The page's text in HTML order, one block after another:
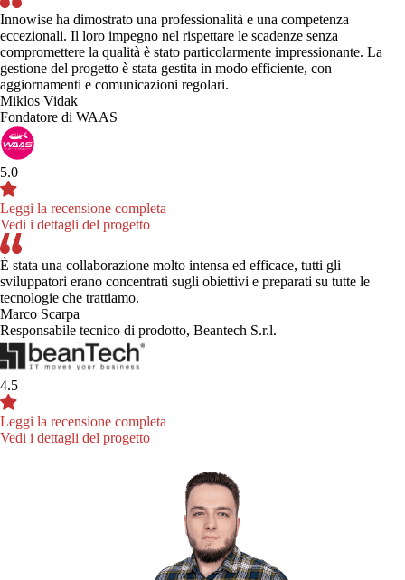
Innowise ha dimostrato una professionalità e una competenza
eccezionali. Il loro impegno nel rispettare le scadenze senza
compromettere la qualità è stato particolarmente impressionante. La
gestione del progetto è stata gestita in modo efficiente, con
aggiornamenti e comunicazioni regolari.
Miklos Vidak
Fondatore di WAAS
5.0
Leggi la recensione completa
Vedi i dettagli del progetto
È stata una collaborazione molto intensa ed efficace, tutti gli
sviluppatori erano concentrati sugli obiettivi e preparati su tutte le
tecnologie che trattiamo.
Marco Scarpa
Responsabile tecnico di prodotto, Beantech S.r.l.
4.5
Leggi la recensione completa
Vedi i dettagli del progetto